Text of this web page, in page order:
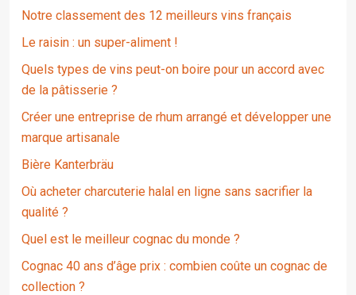
Notre classement des 12 meilleurs vins français
Le raisin : un super-aliment !
Quels types de vins peut-on boire pour un accord avec
de la pâtisserie ?
Créer une entreprise de rhum arrangé et développer une
marque artisanale
Bière Kanterbräu
Où acheter charcuterie halal en ligne sans sacrifier la
qualité ?
Quel est le meilleur cognac du monde ?
Cognac 40 ans d’âge prix : combien coûte un cognac de
collection ?